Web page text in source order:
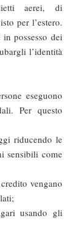
aerei, di
per l’estero.
possesso dei
l’identità
eseguono
Per questo
riducendo le
sensibili come
vengano
usando gli